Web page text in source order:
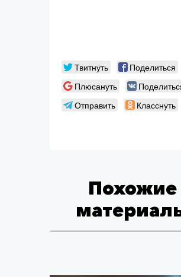
Твитнуть
Поделиться
Плюсануть
Отправить
Класснуть
Похожие